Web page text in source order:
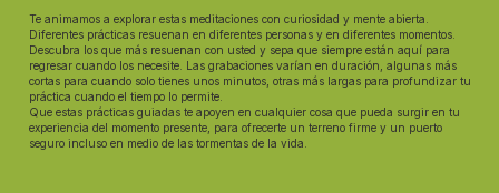
Te animamos a explorar estas meditaciones con curiosidad y mente abierta.
Diferentes prácticas resuenan en diferentes personas y en diferentes momentos.
Descubra los que más resuenan con usted y sepa que siempre están aquí para
regresar cuando los necesite. Las grabaciones varían en duración, algunas más
cortas para cuando solo tienes unos minutos, otras más largas para profundizar tu
práctica cuando el tiempo lo permite.
Que estas prácticas guiadas te apoyen en cualquier cosa que pueda surgir en tu
experiencia del momento presente, para ofrecerte un terreno firme y un puerto
seguro incluso en medio de las tormentas de la vida.